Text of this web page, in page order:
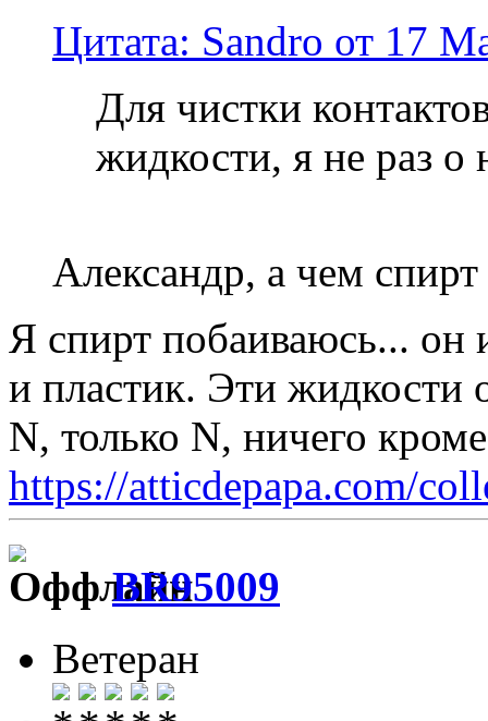
Цитата: Sandro от 17
Для чистки
жидкости, я не раз о
Александр, а чем
Я спирт побаиваюсь... он
и пластик. Эти жидкости
N, только N, ничего
https://atticdepapa.com/
BR95009
Ветеран